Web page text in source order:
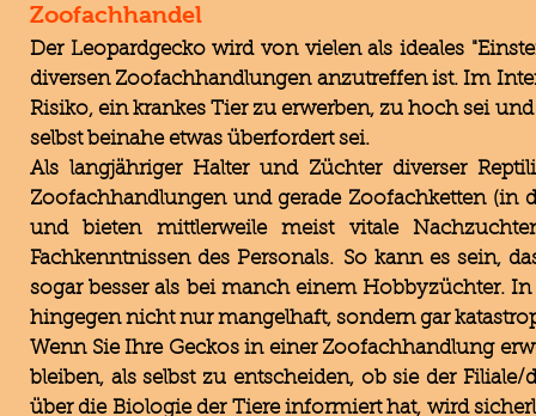
Zoofachhandel
Der Leopardgecko wird von vielen als ideales
diversen Zoofachhandlungen anzutreffen ist. Im
Risiko, ein krankes Tier zu erwerben, zu hoch sei
selbst beinahe etwas überfordert sei.
Als langjähriger Halter und Züchter diverser
Zoofachhandlungen und gerade Zoofachketten (in
und bieten mittlerweile meist vitale
Fachkenntnissen des Personals. So kann es sein,
sogar besser als bei manch einem Hobbyzüchter.
hingegen nicht nur mangelhaft, sondern gar
Wenn Sie Ihre Geckos in einer Zoofachhandlung
bleiben, als selbst zu entscheiden, ob sie der
über die Biologie der Tiere informiert hat, wird